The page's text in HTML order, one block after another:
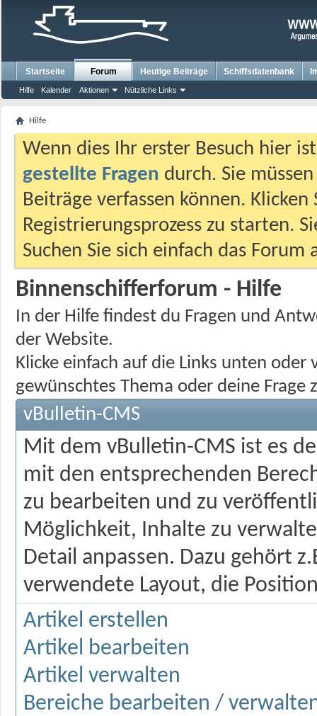
Startseite Forum
Hilfe Kalender Aktionen Nützliche Links
Heutige Beiträge Schiffsdatenbank
Hilfe
Wenn dies Ihr erster Besuch hier
gestellte Fragen durch. Sie
Beiträge verfassen können.
Registrierungsprozess zu starten.
Suchen Sie sich einfach das
Binnenschifferforum - Hilfe
In der Hilfe findest du Fragen und
der Website.
Klicke einfach auf die Links unten
gewünschtes Thema oder deine Frage
vBulletin-CMS
Mit dem vBulletin-CMS ist es
mit den entsprechenden
zu bearbeiten und zu
Möglichkeit, Inhalte zu
Detail anpassen. Dazu gehört
verwendete Layout, die
Artikel erstellen
Artikel bearbeiten
Artikel verwalten
Bereiche bearbeiten /